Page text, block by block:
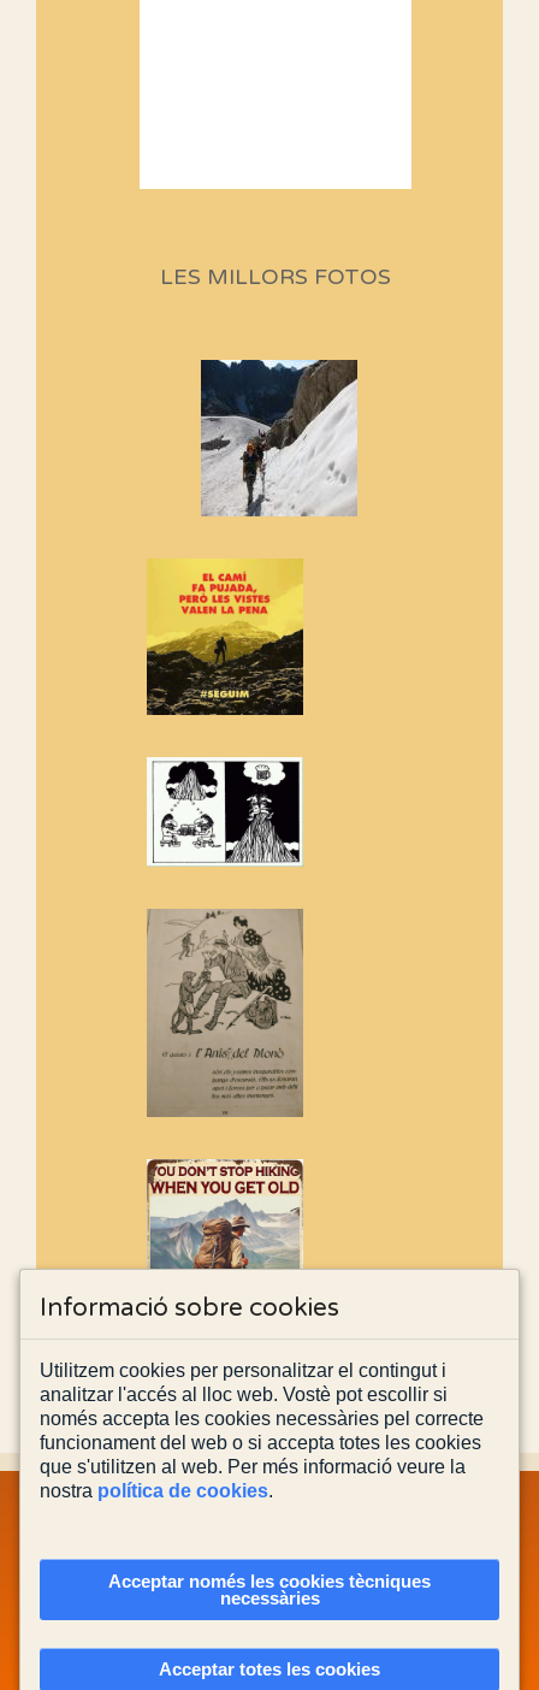
programació d'aquest any
Si no podem caminar, alguna
cosa hem de fer...
Els Centpeus signen el
Manifest a favor dels Camins
adhereix-te al manifest!
Rebem un diploma dels
Amics de Sant Aniol d'Aguja
Els Centpeus estem implicats
de l'entorn de Sant Aniol
LES MILLORS FOTOS
POLÍTICA DE COOKIES
CONTACTA'NS
Actualitzada el
Informació sobre cookies
Utilitzem cookies per personalitzar el contingut i
analitzar l'accés al lloc web. Vostè pot escollir si
només accepta les cookies necessàries pel correcte
funcionament del web o si accepta totes les cookies
que s'utilitzen al web. Per més informació veure la
nostra política de cookies.
Acceptar només les cookies tècniques
necessàries
Acceptar totes les cookies